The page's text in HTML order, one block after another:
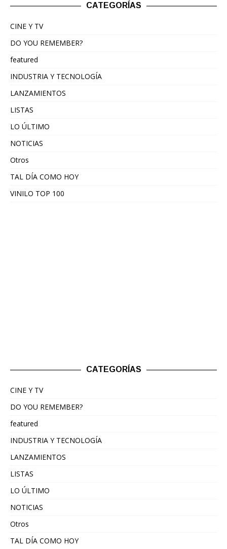
CATEGORÍAS
CINE Y TV
DO YOU REMEMBER?
featured
INDUSTRIA Y TECNOLOGÍA
LANZAMIENTOS
LISTAS
LO ÚLTIMO
NOTICIAS
Otros
TAL DÍA COMO HOY
VINILO TOP 100
CATEGORÍAS
CINE Y TV
DO YOU REMEMBER?
featured
INDUSTRIA Y TECNOLOGÍA
LANZAMIENTOS
LISTAS
LO ÚLTIMO
NOTICIAS
Otros
TAL DÍA COMO HOY